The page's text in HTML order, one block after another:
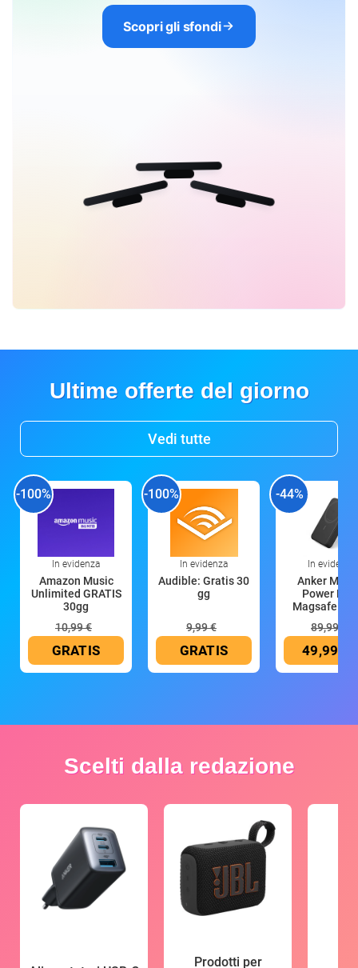
Scopri gli sfondi
Ultime offerte del giorno
Vedi tutte
-100%
In evidenza
Amazon Music
Unlimited GRATIS
30gg
10,99 €
GRATIS
-100%
In evidenza
Audible: Gratis 30
gg
9,99 €
GRATIS
-44%
In evidenza
Anker
Power
Magsafe
89,99 €
49,99 €
Scelti dalla redazione
Prodotti per